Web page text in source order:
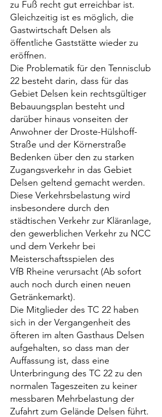
zu Fuß recht gut erreichbar ist.
Gleichzeitig ist es möglich, die
Gastwirtschaft Delsen als
öffentliche Gaststätte wieder zu
eröffnen.
Die Problematik für den Tennisclub
22 besteht darin, dass für das
Gebiet Delsen kein rechtsgültiger
Bebauungsplan besteht und
darüber hinaus vonseiten der
Anwohner der Droste-Hülshoff-
Straße und der Körnerstraße
Bedenken über den zu starken
Zugangsverkehr in das Gebiet
Delsen geltend gemacht werden.
Diese Verkehrsbelastung wird
insbesondere durch den
städtischen Verkehr zur Kläranlage,
den gewerblichen Verkehr zu NCC
und dem Verkehr bei
Meisterschaftsspielen des
VfB Rheine verursacht (Ab sofort
auch noch durch einen neuen
Getränkemarkt).
Die Mitglieder des TC 22 haben
sich in der Vergangenheit des
öfteren im alten Gasthaus Delsen
aufgehalten, so dass man der
Auffassung ist, dass eine
Unterbringung des TC 22 zu den
normalen Tageszeiten zu keiner
messbaren Mehrbelastung der
Zufahrt zum Gelände Delsen führt.